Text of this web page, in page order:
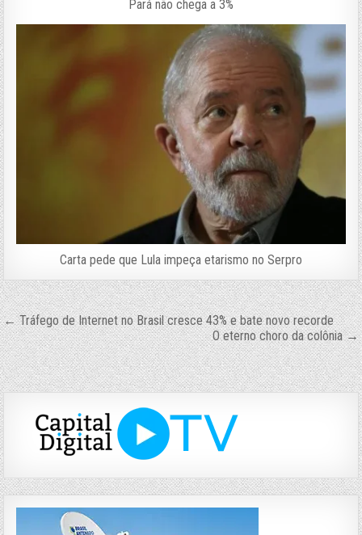
Pará não chega a 3%
Carta pede que Lula impeça etarismo no Serpro
Navegação
de
Post
← Tráfego de Internet no Brasil cresce 43% e bate novo recorde
O eterno choro da colônia →